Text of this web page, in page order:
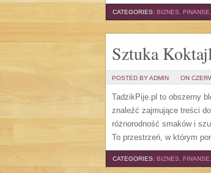
CATEGORIES: BIZNES,
Sztuka
POSTED BY ADMIN ON
TadzikPije.pl to obszerny
znaleźć zajmujące treści
różnorodność smaków i
To przestrzeń, w którym
CATEGORIES: BIZNES,